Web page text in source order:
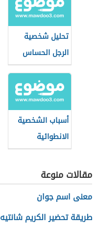
تحليل شخصية
الرجل الحساس
أسباب الشخصية
الانطوائية
مقالات منوعة
معنى اسم جوان
طريقة تحضير الكريم شانتيه